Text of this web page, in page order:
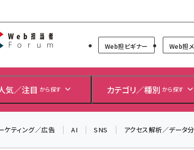
Web担当者Forum
Web担ビギナー Web担
気／注目 から探す カテゴリ／種別 から探す
ケティング／広告 AI SNS アクセス解析／データ
＼ 8月27日開催、申し込
2026」開催！
▼申し込みはこちらから